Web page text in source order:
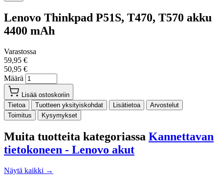
Lenovo Thinkpad P51S, T470, T570 akku
4400 mAh
Varastossa
59,95 €
50,95 €
Määrä
Lisää ostoskoriin
Tietoa
Tuotteen yksityiskohdat Lisätietoa
Arvostelut
Toimitus
Kysymykset
Muita tuotteita kategoriassa Kannettavan
tietokoneen - Lenovo akut
Näytä kaikki →